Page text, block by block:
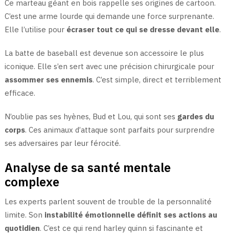
Ce marteau géant en bois rappelle ses origines de cartoon.
C’est une arme lourde qui demande une force surprenante.
Elle l’utilise pour écraser tout ce qui se dresse devant elle.
La batte de baseball est devenue son accessoire le plus
iconique. Elle s’en sert avec une précision chirurgicale pour
assommer ses ennemis. C’est simple, direct et terriblement
efficace.
N’oublie pas ses hyènes, Bud et Lou, qui sont ses gardes du
corps. Ces animaux d’attaque sont parfaits pour surprendre
ses adversaires par leur férocité.
Analyse de sa santé mentale
complexe
Les experts parlent souvent de trouble de la personnalité
limite. Son instabilité émotionnelle définit ses actions au
quotidien. C’est ce qui rend harley quinn si fascinante et